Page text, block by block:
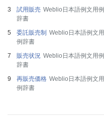
試用販売 Weblio日本語例文用例
辞書
委託販売制 Weblio日本語例文用
例辞書
販売状況 Weblio日本語例文用例
辞書
再販売価格 Weblio日本語例文用
例辞書